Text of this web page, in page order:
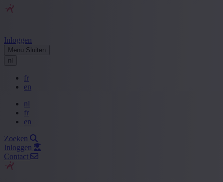
Inloggen
Menu Sluiten
nl
fr
en
nl
fr
en
Zoeken
Inloggen
Contact